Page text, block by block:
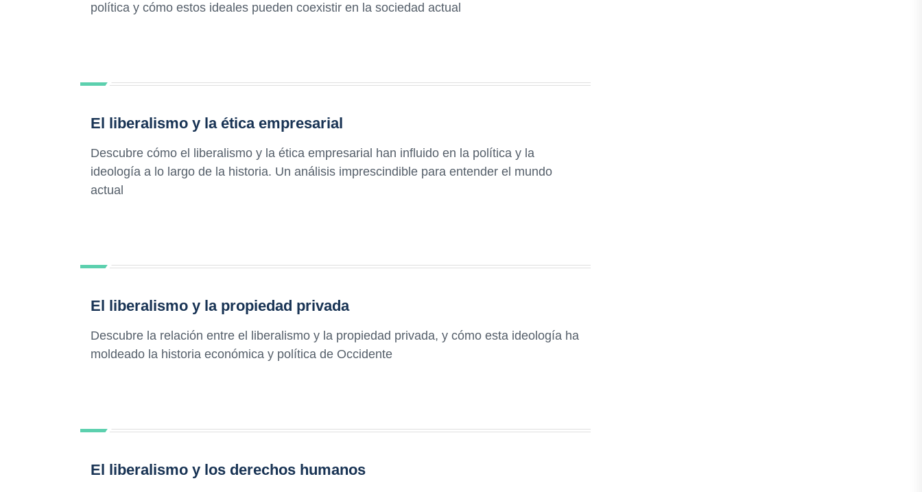
política y cómo estos ideales pueden coexistir en la sociedad actual
El liberalismo y la ética empresarial
Descubre cómo el liberalismo y la ética empresarial han influido en la política y la
ideología a lo largo de la historia. Un análisis imprescindible para entender el mundo
actual
El liberalismo y la propiedad privada
Descubre la relación entre el liberalismo y la propiedad privada, y cómo esta ideología ha
moldeado la historia económica y política de Occidente
El liberalismo y los derechos humanos